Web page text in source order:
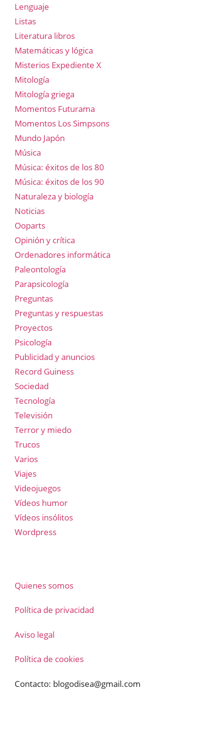
Lenguaje
Listas
Literatura libros
Matemáticas y lógica
Misterios Expediente X
Mitología
Mitología griega
Momentos Futurama
Momentos Los Simpsons
Mundo Japón
Música
Música: éxitos de los 80
Música: éxitos de los 90
Naturaleza y biología
Noticias
Ooparts
Opinión y crítica
Ordenadores informática
Paleontología
Parapsicología
Preguntas
Preguntas y respuestas
Proyectos
Psicología
Publicidad y anuncios
Record Guiness
Sociedad
Tecnología
Televisión
Terror y miedo
Trucos
Varios
Viajes
Videojuegos
Vídeos humor
Vídeos insólitos
Wordpress
Quienes somos
Política de privacidad
Aviso legal
Política de cookies
Contacto: blogodisea@gmail.com